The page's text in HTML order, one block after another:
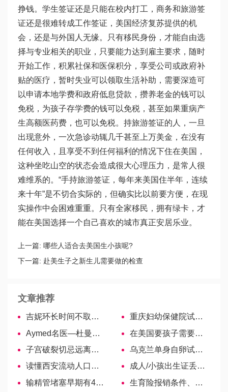
挣钱。学生签证还是只能在校内打工，商务和旅游签
证还是很难转成工作签证，美国经济复苏提供的机
会，还是与外国人无缘。只有移民身份，才能自由选
择与专业相关的职业，只要能力达到雇主要求，随时
开始工作，积累社保和医保积分，享受公司或政府补
贴的医疗，暂时失业可以领取生活补助，需要深造可
以申请本地学费和政府低息贷款，攒养老金的钱可以
免税，为孩子存学费的钱可以免税，甚至如果重病产
生高额医药费，也可以免税。持旅游签证的人，一旦
出现意外，一次急诊动辄几千甚至上万美金，在没有
任何收入，且享受不到任何福利的情况下住在美国，
这种坐吃山空的状态会造成很大心理压力，是常人很
难维系的。“手持旅游签证，每年来美国住半年，连续
来十年”是不切合实际的，但确实比以前要方便，在现
实操作中会困难重重。只有全家移民，拥有绿卡，才
能在美国选择一个自己喜欢的城市真正安居乐业。
上一篇: 哪些人适合去美国生小孩呢?
下一篇: 赴美生子之新生儿需要做的检查
文章推荐
吉妮环长时间不取后果严重，妇科医生告诉你可以带几年-美国试管婴儿
重庆妇幼保健院试管婴儿医生名单，助孕成功率高的大夫参考
Aymed名医—杜曼卡娅专家
在美国要孩子需要多少的付出？
子宫破裂切忌远离辣椒，食疗护理可从两方面入手
乌克兰单身自卵试管婴儿合法，流程攻略全解密
读懂西安流动人口婚育证明流程，4大城区办理地址整理
成人/小孩出生证丢了，补办资料，申请不懂？两分钟教你
输精管堵塞早期有4大表现，科学调理才能缓解不良症状
生育险报销条件、资料、时间汇总，需要可收藏！